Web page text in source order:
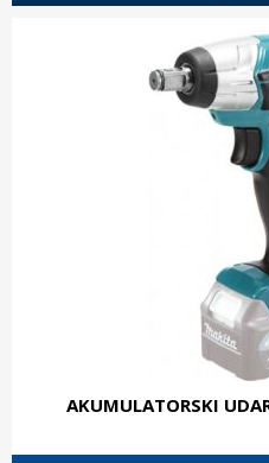
AKUMULATORSKI